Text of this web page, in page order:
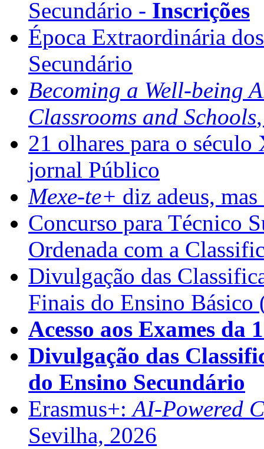
Secundário - Inscrições
Época Extraordinária
Secundário
Becoming a Well-being
Classrooms and Schools
21 olhares para o
jornal Público
Mexe-te+ diz adeus,
Concurso para Técnico
Ordenada com a
Divulgação das
Finais do Ensino Básico
Acesso aos Exames da
Divulgação das
do Ensino Secundário
Erasmus+:AI-Powered
Sevilha, 2026